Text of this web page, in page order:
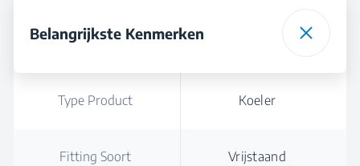
Belangrijkste Kenmerken
Type Product Koeler
Fitting Soort Vrijstaand